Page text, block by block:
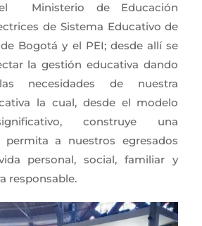
Ministerio de Educación
de Sistema Educativo de
Bogotá y el PEI; desde allí se
la gestión educativa dando
necesidades de nuestra
la cual, desde el modelo
construye una
permita a nuestros egresados
personal, social, familiar y
responsable.